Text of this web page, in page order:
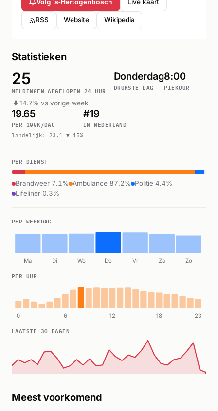
Volg 's-Hertogenbosch Live kaart
RSS Website Wikipedia
Statistieken
25
MELDINGEN AFGELOPEN 24 UUR
14.7% vs vorige week
Donderdag
DRUKSTE DAG
8:00
PIEKUUR
19.65
PER 100K/DAG
landelijk: 23.1 ▼ 15%
#19
IN NEDERLAND
PER DIENST
Brandweer 7.1% Ambulance 87.2%
Politie 4.4%
Lifeliner 0.3%
PER WEEKDAG
Ma Di Wo Do Vr Za Zo
PER UUR
0 6 12 18 23
LAATSTE 30 DAGEN
Meest voorkomend